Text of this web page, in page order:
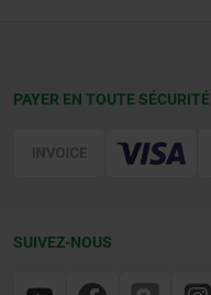
PAYER EN TOUTE SÉCURITÉ
SUIVEZ-NOUS